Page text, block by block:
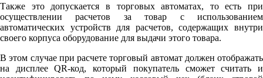
Также это допускается в торговых автоматах, то есть при
осуществлении расчетов за товар с использованием
автоматических устройств для расчетов, содержащих внутри
своего корпуса оборудование для выдачи этого товара.
В этом случае при расчете торговый автомат должен отображать
на дисплее QR-код, который покупатель сможет считать и